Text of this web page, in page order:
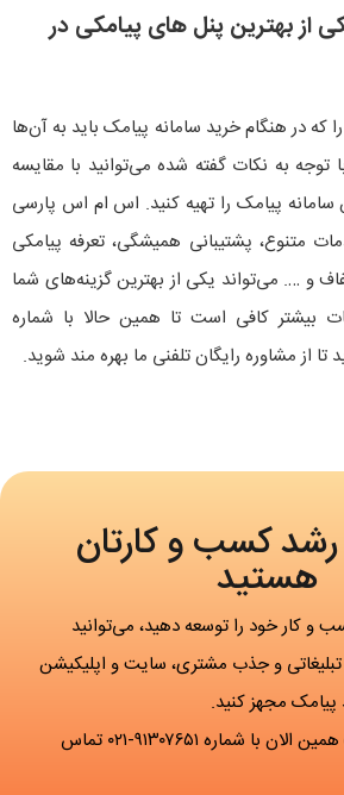
از بهترین پنل های پیامکی در
که در هنگام خرید سامانه پیامک باید به آن‌ها
توجه به نکات گفته شده می‌توانید با مقایسه
سامانه پیامک را تهیه کنید. اس ام اس پارسی
متنوع، پشتیبانی همیشگی، تعرفه پیامکی
و …. می‌تواند یکی از بهترین گزینه‌های شما
بیشتر کافی است تا همین حالا با شماره
رشد کسب و کارتان
هستید
و کار خود را توسعه دهید، می‌توانید
تبلیغاتی و جذب مشتری، سایت و اپلیکیشن
پیامک مجهز کنید.
برای خرید پنل پیامک همین الان با شماره ۹۱۳۰۷۶۵۱-۰۲۱ تماس